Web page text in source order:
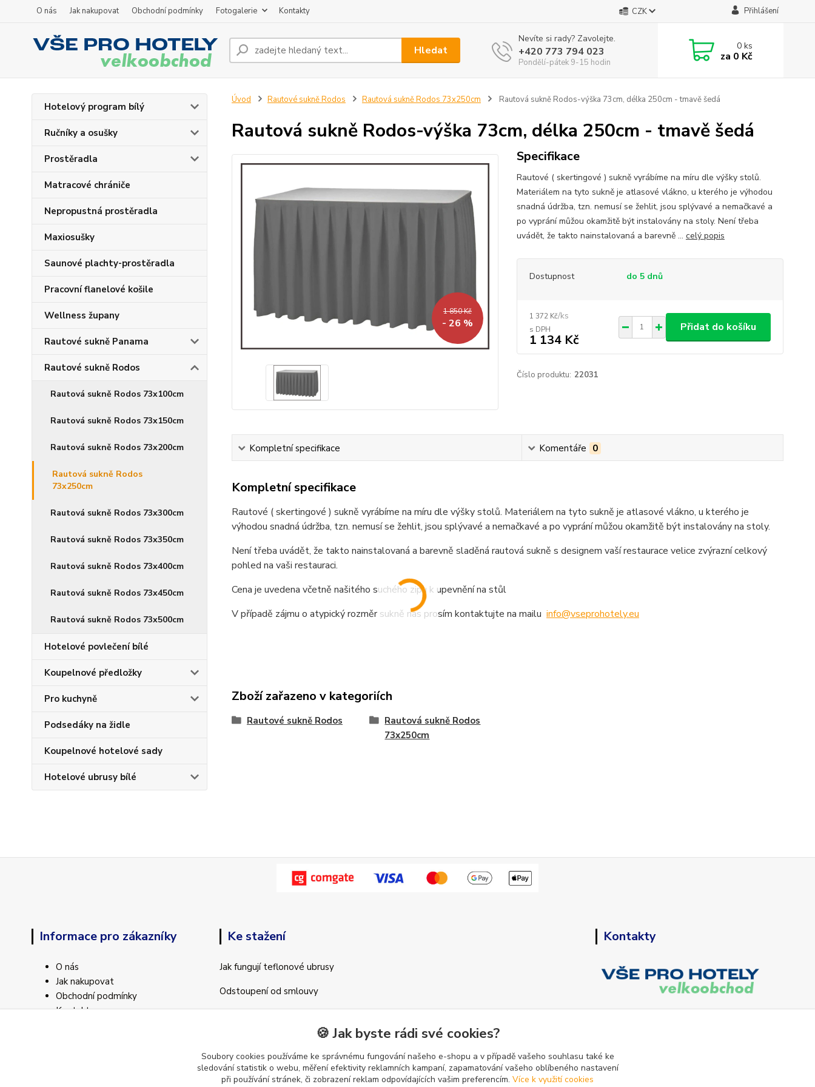
O nás Jak nakupovat Obchodní podmínky Fotogalerie Kontakty CZK Přihlášení
Hledat
Nevíte si rady? Zavolejte.
+420 773 794 023
Pondělí-pátek 9-15 hodin
0ks
za 0 Kč
Hotelový program bílý
Ručníky a osušky
Prostěradla
Matracové chrániče
Nepropustná prostěradla
Maxiosušky
Saunové plachty-prostěradla
Pracovní flanelové košile
Wellness župany
Rautové sukně Panama
Rautové sukně Rodos
Rautová sukně Rodos 73x100cm
Rautová sukně Rodos 73x150cm
Rautová sukně Rodos 73x200cm
Rautová sukně Rodos
73x250cm
Rautová sukně Rodos 73x300cm
Rautová sukně Rodos 73x350cm
Rautová sukně Rodos 73x400cm
Rautová sukně Rodos 73x450cm
Rautová sukně Rodos 73x500cm
Hotelové povlečení bílé
Koupelnové předložky
Pro kuchyně
Podsedáky na židle
Koupelnové hotelové sady
Hotelové ubrusy bílé
Úvod Rautové sukně Rodos Rautová sukně Rodos 73x250cm Rautová sukně Rodos-výška 73cm, délka 250cm - tmavě šedá
Rautová sukně Rodos-výška 73cm, délka 250cm - tmavě šedá
1 850 Kč
- 26 %
Specifikace
Rautové ( skertingové ) sukně vyrábíme na míru dle výšky stolů.
Materiálem na tyto sukně je atlasové vlákno, u kterého je výhodou
snadná údržba, tzn. nemusí se žehlit, jsou splývavé a nemačkavé a
po vyprání můžou okamžitě být instalovány na stoly. Není třeba
uvádět, že takto nainstalovaná a barevně ... celý popis
Dostupnost do 5 dnů
1 372 Kč/ks
1 134 Kč
Přidat do košíku
Číslo produktu: 22031
Kompletní specifikace Komentáře 0
Kompletní specifikace
Rautové ( skertingové ) sukně vyrábíme na míru dle výšky stolů. Materiálem na tyto sukně je atlasové vlákno, u kterého je
výhodou snadná údržba, tzn. nemusí se žehlit, jsou splývavé a nemačkavé a po vyprání můžou okamžitě být instalovány na stoly.
Není třeba uvádět, že takto nainstalovaná a barevně sladěná rautová sukně s designem vaší restaurace velice zvýrazní celkový
pohled na vaši restauraci.
Cena je uvedena včetně našitého suchého zipu k upevnění na stůl
V případě zájmu o atypický rozměr sukně nás prosím kontaktujte na mailu info@vseprohotely.eu
Zboží zařazeno v kategoriích
Rautové sukně Rodos
Rautová sukně Rodos
73x250cm
Informace pro zákazníky
O nás
Jak nakupovat
Obchodní podmínky
Kontakty
Ke stažení
Jak fungují teflonové ubrusy
Odstoupení od smlouvy
Kontakty
info@vse-pro-hotely.cz
🍪 Jak byste rádi své cookies?
Soubory cookies používáme ke správnému fungování našeho e-shopu a v případě vašeho souhlasu také ke
sledování statistik o webu, měření efektivity reklamních kampaní, zapamatování vašeho oblíbeného nastavení
při používání stránek, či zobrazení reklam odpovídajících vašim preferencím. Více k využití cookies